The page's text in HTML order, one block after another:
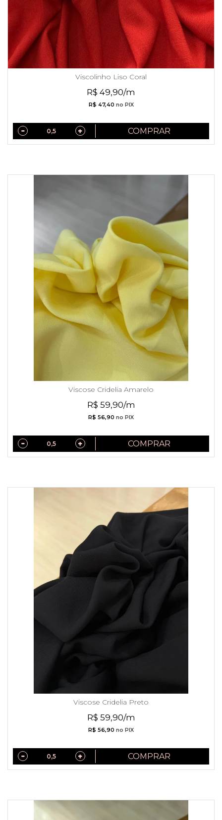
Viscolinho Liso Coral
R$ 49,90/m
R$ 47,40 no PIX
COMPRAR
Viscose Cridelia Amarelo
R$ 59,90/m
R$ 56,90 no PIX
COMPRAR
Viscose Cridelia Preto
R$ 59,90/m
R$ 56,90 no PIX
COMPRAR